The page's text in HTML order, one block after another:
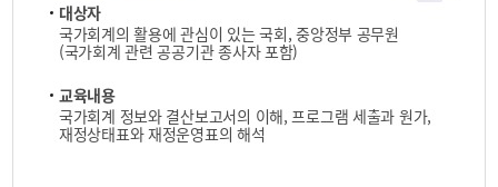
대상자
국가회계의 활용에 관심이 있는 국회, 중앙정부 공무원
(국가회계 관련 공공기관 종사자 포함)
교육내용
국가회계 정보와 결산보고서의 이해, 프로그램 세출과 원가,
재정상태표와 재정운영표의 해석